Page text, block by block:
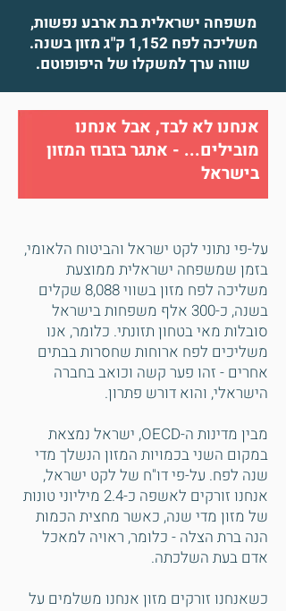
משפחה ישראלית בת ארבע נפשות,
משליכה לפח 1,152 ק"ג מזון בשנה.
שווה ערך למשקלו של היפופוטם.
אנחנו לא לבד, אבל אנחנו
מובילים... - אתגר בזבוז המזון
בישראל
על-פי נתוני לקט ישראל והביטוח הלאומי,
בזמן שמשפחה ישראלית ממוצעת
משליכה לפח מזון בשווי 8,088 שקלים
בשנה, כ-300 אלף משפחות בישראל
סובלות מאי בטחון תזונתי. כלומר, אנו
משליכים לפח ארוחות שחסרות בבתים
אחרים - זהו פער קשה וכואב בחברה
הישראלי, והוא דורש פתרון.
מבין מדינות ה-OECD, ישראל נמצאת
במקום השני בכמויות המזון הנשלך מדי
שנה לפח. על-פי דו"ח של לקט ישראל,
אנחנו זורקים לאשפה כ-2.4 מיליוני טונות
של מזון מדי שנה, כאשר מחצית הכמות
הנה ברת הצלה - כלומר, ראויה למאכל
אדם בעת השלכתה.
כשאנחנו זורקים מזון אנחנו משלמים על